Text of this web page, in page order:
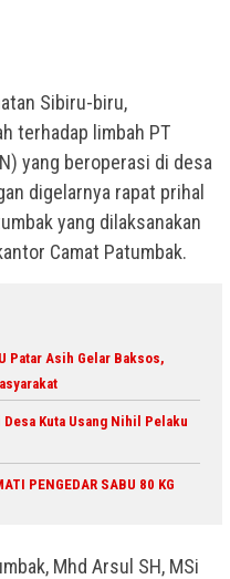
Sibiru-biru,
terhadap limbah PT
yang beroperasi di desa
digelarnya rapat prihal
yang dilaksanakan
Camat Patumbak.
Patar Asih Gelar Baksos,
Kuta Usang Nihil Pelaku
PENGEDAR SABU 80 KG
Mhd Arsul SH, MSi